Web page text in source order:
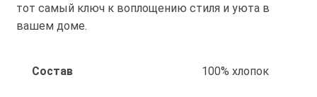
тот самый ключ к воплощению стиля и уюта в
вашем доме.
Состав 100% хлопок